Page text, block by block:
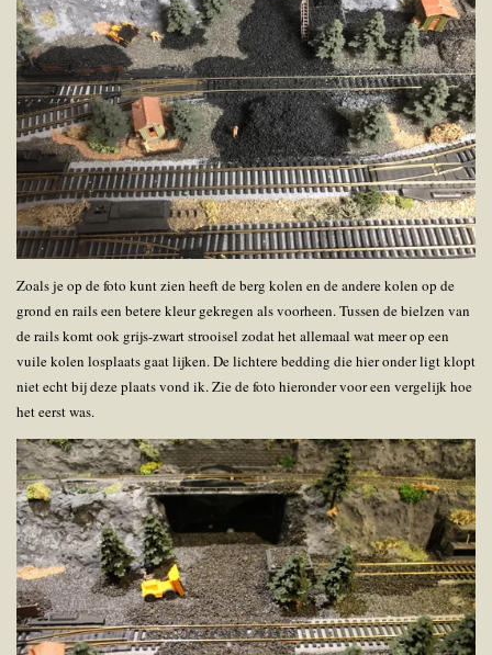
Zoals je op de foto kunt zien heeft de berg kolen en de andere kolen op de
grond en rails een betere kleur gekregen als voorheen. Tussen de bielzen van
de rails komt ook grijs-zwart strooisel zodat het allemaal wat meer op een
vuile kolen losplaats gaat lijken. De lichtere bedding die hier onder ligt klopt
niet echt bij deze plaats vond ik. Zie de foto hieronder voor een vergelijk hoe
het eerst was.